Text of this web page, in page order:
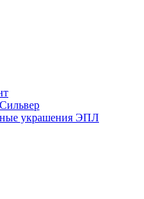
украшения ЭПЛ